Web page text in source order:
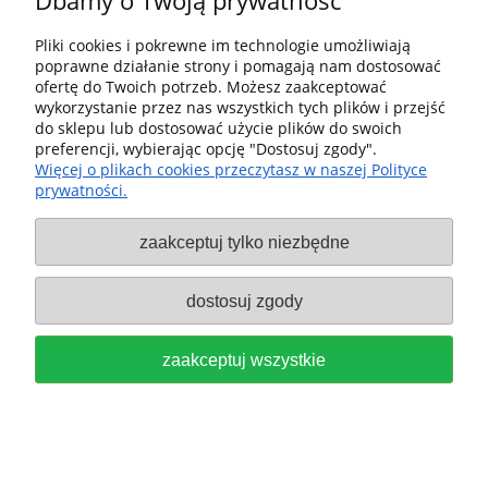
577354 i ODKURZACZ CTL 36 EI-
AC-PLANEX 578154 FESTOOL
578452
9 519,00 zł
Pliki cookies i pokrewne im technologie umożliwiają
poprawne działanie strony i pomagają nam dostosować
ofertę do Twoich potrzeb. Możesz zaakceptować
wykorzystanie przez nas wszystkich tych plików i przejść
do sklepu lub dostosować użycie plików do swoich
preferencji, wybierając opcję "Dostosuj zgody".
Więcej o plikach cookies przeczytasz w naszej Polityce
prywatności.
zaakceptuj tylko niezbędne
dostosuj zgody
zaakceptuj wszystkie